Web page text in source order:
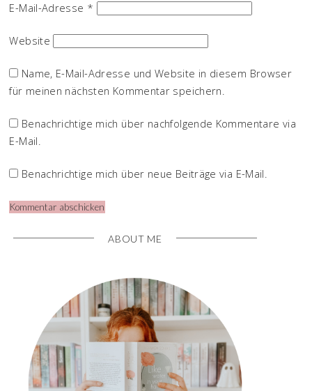
E-Mail-Adresse *
Website
Name, E-Mail-Adresse und Website in diesem Browser
für meinen nächsten Kommentar speichern.
Benachrichtige mich über nachfolgende Kommentare via
E-Mail.
Benachrichtige mich über neue Beiträge via E-Mail.
ABOUT ME